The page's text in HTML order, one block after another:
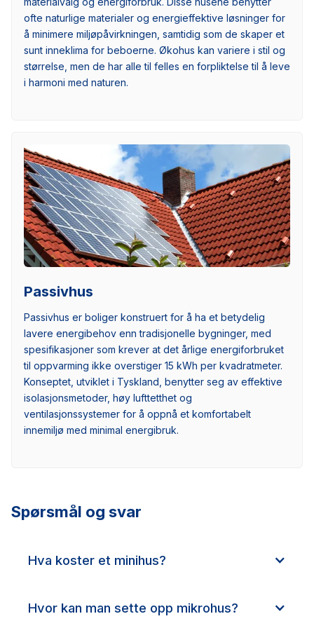
ofte naturlige materialer og energieffektive løsninger for
å minimere miljøpåvirkningen, samtidig som de skaper et
sunt inneklima for beboerne. Økohus kan variere i stil og
størrelse, men de har alle til felles en forpliktelse til å leve
i harmoni med naturen.
Passivhus
Passivhus er boliger konstruert for å ha et betydelig
lavere energibehov enn tradisjonelle bygninger, med
spesifikasjoner som krever at det årlige energiforbruket
til oppvarming ikke overstiger 15 kWh per kvadratmeter.
Konseptet, utviklet i Tyskland, benytter seg av effektive
isolasjonsmetoder, høy lufttetthet og
ventilasjonssystemer for å oppnå et komfortabelt
innemiljø med minimal energibruk.
Spørsmål og svar
Hva koster et minihus?
Hvor kan man sette opp mikrohus?